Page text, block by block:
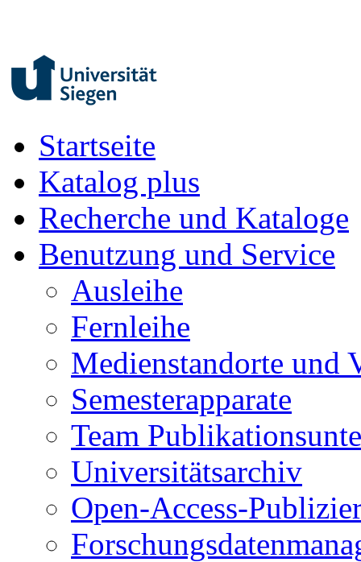
Startseite
Katalog plus
Recherche und Kataloge
Benutzung und Service
Ausleihe
Fernleihe
Medienstandorte und
Semesterapparate
Team
Universitätsarchiv
Open-Access-